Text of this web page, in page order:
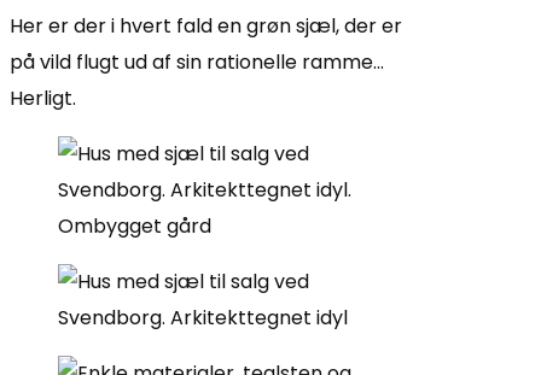
Her er der i hvert fald en grøn sjæl, der er
på vild flugt ud af sin rationelle ramme…
Herligt.